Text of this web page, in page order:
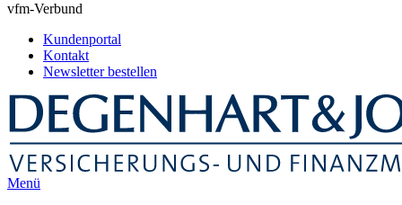
vfm-Verbund
Kundenportal
Kontakt
Newsletter bestellen
Menü